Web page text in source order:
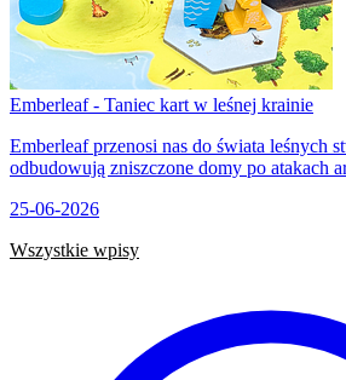
Emberleaf - Taniec kart w leśnej krainie
Emberleaf przenosi nas do świata leśnych
odbudowują zniszczone domy po atakach
25-06-2026
Wszystkie wpisy